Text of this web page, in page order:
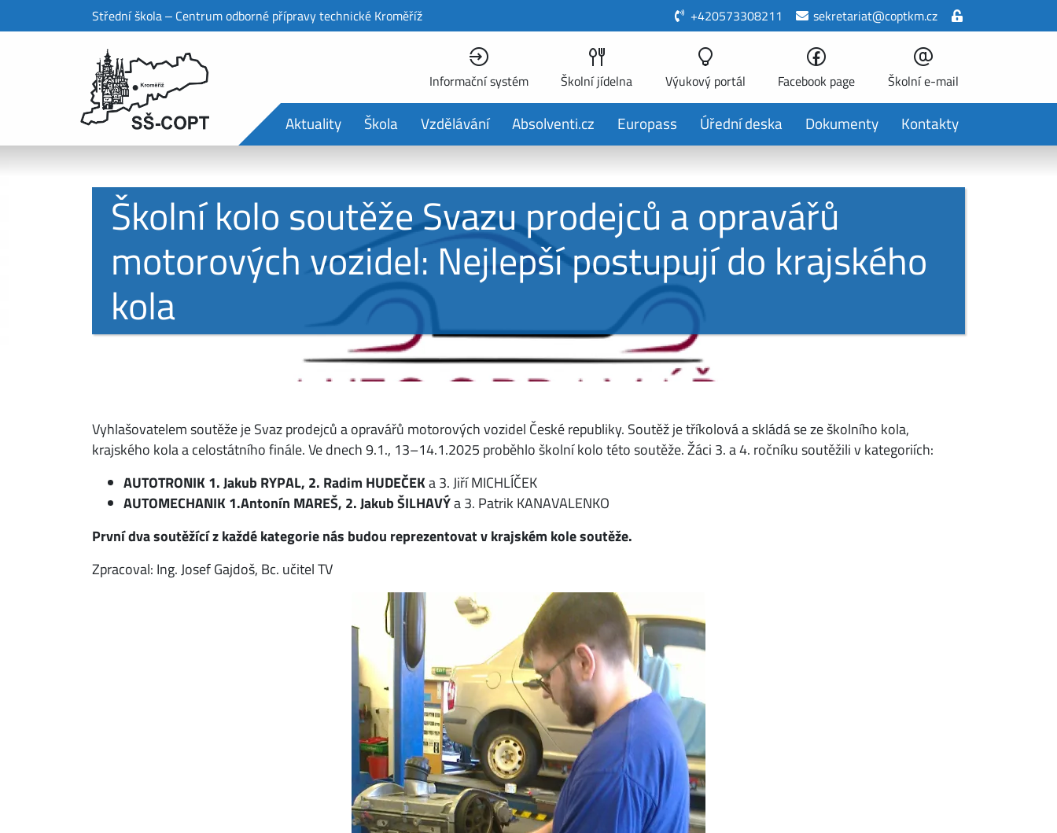
Střední škola ‒ Centrum odborné přípravy technické Kroměříž +420573308211 sekretariat@coptkm.cz
Informační systém Školní jídelna Výukový portál Facebook page Školní e-mail
Aktuality Škola Vzdělávání Absolventi.cz Europass Úřední deska Dokumenty Kontakty
Školní kolo soutěže Svazu prodejců a opravářů
motorových vozidel: Nejlepší postupují do krajského
kola
Vyhlašovatelem soutěže je Svaz prodejců a opravářů motorových vozidel České republiky. Soutěž je tříkolová a skládá se ze školního kola,
krajského kola a celostátního finále. Ve dnech 9.1., 13–14.1.2025 proběhlo školní kolo této soutěže. Žáci 3. a 4. ročníku soutěžili v kategoriích:
AUTOTRONIK 1. Jakub RYPAL, 2. Radim HUDEČEKa 3. Jiří MICHLÍČEK
AUTOMECHANIK 1.Antonín MAREŠ, 2. Jakub ŠILHAVÝa 3. Patrik KANAVALENKO
První dva soutěžící z každé kategorie nás budou reprezentovat v krajském kole soutěže.
Zpracoval: Ing. Josef Gajdoš, Bc. učitel TV